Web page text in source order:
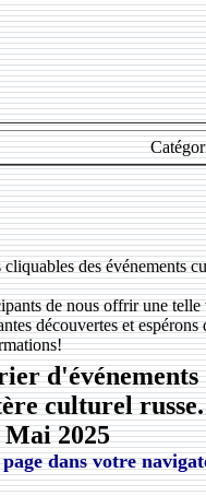
des événements
de nous offrir une telle
découvertes et
d'événements
culturel russe.
Mai 2025
dans votre